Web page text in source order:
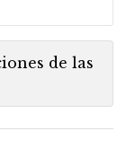
de las